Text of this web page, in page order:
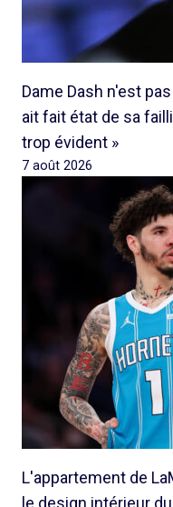
Dame Dash n'est
ait fait état de sa
trop évident »
7 août 2026
L'appartement de
le design intérieur